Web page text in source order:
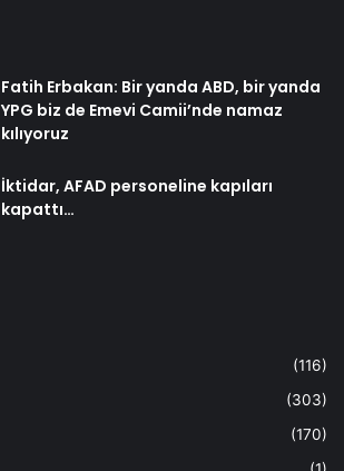
Fatih Erbakan: Bir yanda ABD, bir yanda
YPG biz de Emevi Camii’nde namaz
kılıyoruz
İktidar, AFAD personeline kapıları
kapattı…
(116)
(303)
(170)